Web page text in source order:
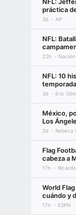
práctica
3d AP
NFL:
22h Nación
NFL: 10
3d Eric
México,
Los
2d Rebeca
Flag
cabeza a
17h
World
cuándo y
17h ESPN